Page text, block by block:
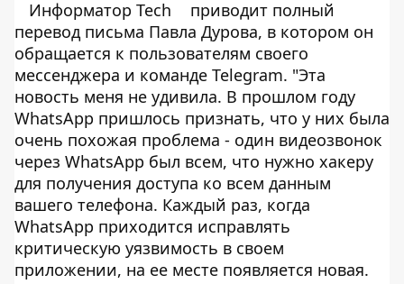
Информатор Tech
приводит полный
перевод письма Павла Дурова, в котором он
обращается к пользователям своего
мессенджера и команде Telegram. "Эта
новость меня не удивила. В прошлом году
WhatsApp пришлось признать, что у них была
очень похожая проблема - один видеозвонок
через WhatsApp был всем, что нужно хакеру
для получения доступа ко всем данным
вашего телефона. Каждый раз, когда
WhatsApp приходится исправлять
критическую уязвимость в своем
приложении, на ее месте появляется новая.